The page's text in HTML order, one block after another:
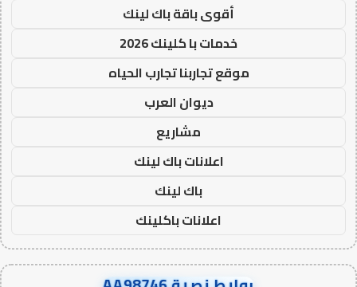
أقوى باقة باك لينك
خدمات با كلينك 2026
موقع تجاربنا تجارب الحياه
ديوان العرب
مشاريع
اعلانات باك لينك
باك لينك
اعلانات باكلينك